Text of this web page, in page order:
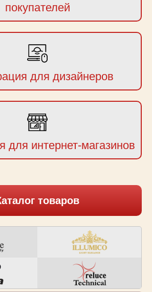
покупателей
для дизайнеров
для интернет-магазинов
товаров